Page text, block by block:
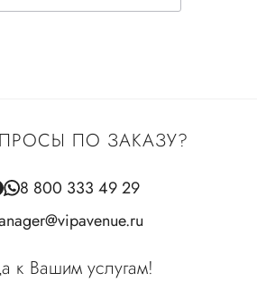
ПО ЗАКАЗУ?
8 800 333 49 29
к Вашим услугам!